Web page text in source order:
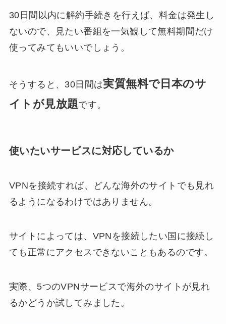
30日間以内に解約手続きを行えば、料金は発生し
ないので、見たい番組を一気観して無料期間だけ
使ってみてもいいでしょう。
そうすると、30日間は実質無料で日本のサ
イトが見放題です。
使いたいサービスに対応しているか
VPNを接続すれば、どんな海外のサイトでも見れ
るようになるわけではありません。
サイトによっては、VPNを接続したい国に接続し
ても正常にアクセスできないこともあるのです。
実際、5つのVPNサービスで海外のサイトが見れ
るかどうか試してみました。